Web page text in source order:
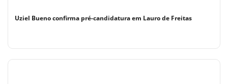
Uziel Bueno confirma pré-candidatura em Lauro de Freitas